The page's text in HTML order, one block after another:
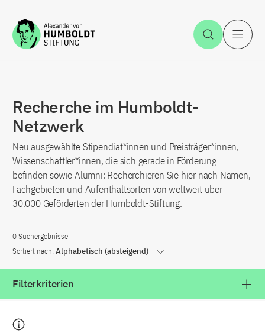
Zum Inhalt springen Suche
Recherche im Humboldt-
Netzwerk
Neu ausgewählte Stipendiat*innen und Preisträger*innen,
Wissenschaftler*innen, die sich gerade in Förderung
befinden sowie Alumni: Recherchieren Sie hier nach Namen,
Fachgebieten und Aufenthaltsorten von weltweit über
30.000 Geförderten der Humboldt-Stiftung.
0 Suchergebnisse
Sortiert nach: Alphabetisch (absteigend)
Filterkriterien